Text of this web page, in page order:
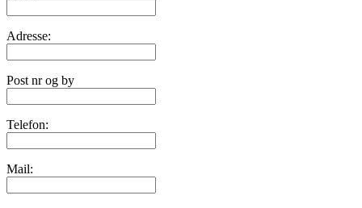
Adresse:
Post nr og by
Telefon:
Mail: